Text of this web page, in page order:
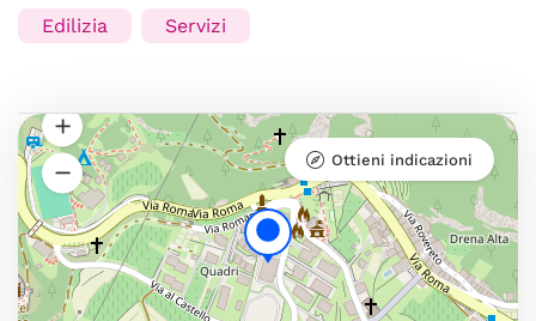
Edilizia Servizi
Ottieni indicazioni